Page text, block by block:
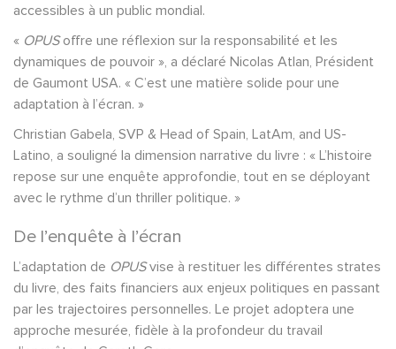
accessibles à un public mondial.
« OPUSoffre une réflexion sur la responsabilité et les
dynamiques de pouvoir », a déclaré Nicolas Atlan, Président
de Gaumont USA. « C’est une matière solide pour une
adaptation à l’écran. »
Christian Gabela, SVP & Head of Spain, LatAm, and US-
Latino, a souligné la dimension narrative du livre : « L’histoire
repose sur une enquête approfondie, tout en se déployant
avec le rythme d’un thriller politique. »
De l’enquête à l’écran
L’adaptation de OPUSvise à restituer les différentes strates
du livre, des faits financiers aux enjeux politiques en passant
par les trajectoires personnelles. Le projet adoptera une
approche mesurée, fidèle à la profondeur du travail